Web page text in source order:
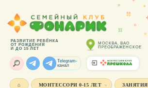
МОСКВА, ВАО
ПРЕОБРАЖЕНСКОЕ
РАЗВИТИЕ РЕБЁНКА
ОТ РОЖДЕНИЯ
И ДО 15 ЛЕТ
Telegram-
канал
⌂ МОНТЕССОРИ 0-15 ЛЕТ ЗАНЯТИЯ